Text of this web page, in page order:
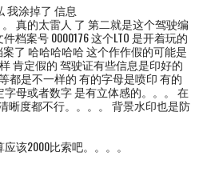
我涂掉了 信息
真的太雷人 了 第二就是这个驾驶编
档案号 0000176 这个LTO 是开着玩的
了 哈哈哈哈哈 这个作作假的可能是
肯定假的 驾驶证有些信息是印好的
都是不一样的 有的字母是喷印 有的
母或者数字 是有立体感的。。。 在
晰度都不行。。。。 背景水印也是防
该2000比索吧。。。。